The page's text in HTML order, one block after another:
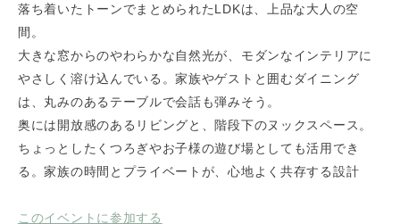
落ち着いたトーンでまとめられたLDKは、上品な大人の空
間。
大きな窓からのやわらかな自然光が、モダンなインテリアに
やさしく溶け込んでいる。家族やゲストと囲むダイニング
は、丸みのあるテーブルで会話も弾みそう。
奥には開放感のあるリビングと、階段下のヌックスペース。
ちょっとしたくつろぎやお子様の遊び場としても活用でき
る。家族の時間とプライベートが、心地よく共存する設計
このイベントに参加する